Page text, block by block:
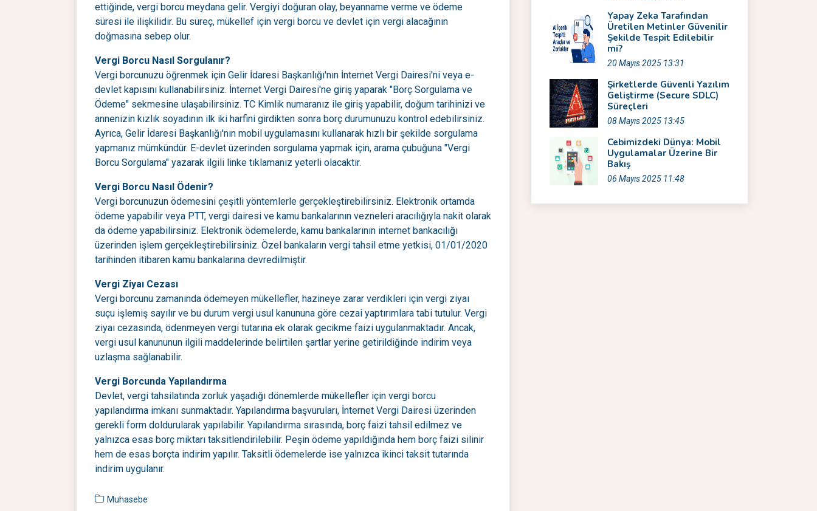
ettiğinde, vergi borcu meydana gelir. Vergiyi doğuran olay, beyanname verme ve ödeme
süresi ile ilişkilidir. Bu süreç, mükellef için vergi borcu ve devlet için vergi alacağının
doğmasına sebep olur.
Vergi Borcu Nasıl Sorgulanır?
Vergi borcunuzu öğrenmek için Gelir İdaresi Başkanlığı'nın İnternet Vergi Dairesi'ni veya e-
devlet kapısını kullanabilirsiniz. İnternet Vergi Dairesi'ne giriş yaparak "Borç Sorgulama ve
Ödeme" sekmesine ulaşabilirsiniz. TC Kimlik numaranız ile giriş yapabilir, doğum tarihinizi ve
annenizin kızlık soyadının ilk iki harfini girdikten sonra borç durumunuzu kontrol edebilirsiniz.
Ayrıca, Gelir İdaresi Başkanlığı'nın mobil uygulamasını kullanarak hızlı bir şekilde sorgulama
yapmanız mümkündür. E-devlet üzerinden sorgulama yapmak için, arama çubuğuna "Vergi
Borcu Sorgulama" yazarak ilgili linke tıklamanız yeterli olacaktır.
Vergi Borcu Nasıl Ödenir?
Vergi borcunuzun ödemesini çeşitli yöntemlerle gerçekleştirebilirsiniz. Elektronik ortamda
ödeme yapabilir veya PTT, vergi dairesi ve kamu bankalarının vezneleri aracılığıyla nakit olarak
da ödeme yapabilirsiniz. Elektronik ödemelerde, kamu bankalarının internet bankacılığı
üzerinden işlem gerçekleştirebilirsiniz. Özel bankaların vergi tahsil etme yetkisi, 01/01/2020
tarihinden itibaren kamu bankalarına devredilmiştir.
Vergi Ziyaı Cezası
Vergi borcunu zamanında ödemeyen mükellefler, hazineye zarar verdikleri için vergi ziyaı
suçu işlemiş sayılır ve bu durum vergi usul kanununa göre cezai yaptırımlara tabi tutulur. Vergi
ziyaı cezasında, ödenmeyen vergi tutarına ek olarak gecikme faizi uygulanmaktadır. Ancak,
vergi usul kanununun ilgili maddelerinde belirtilen şartlar yerine getirildiğinde indirim veya
uzlaşma sağlanabilir.
Vergi Borcunda Yapılandırma
Devlet, vergi tahsilatında zorluk yaşadığı dönemlerde mükellefler için vergi borcu
yapılandırma imkanı sunmaktadır. Yapılandırma başvuruları, İnternet Vergi Dairesi üzerinden
gerekli form doldurularak yapılabilir. Yapılandırma sırasında, borç faizi tahsil edilmez ve
yalnızca esas borç miktarı taksitlendirilebilir. Peşin ödeme yapıldığında hem borç faizi silinir
hem de esas borçta indirim yapılır. Taksitli ödemelerde ise yalnızca ikinci taksit tutarında
indirim uygulanır.
Muhasebe
Yapay Zeka Tarafından
Üretilen Metinler Güvenilir
Şekilde Tespit Edilebilir
mi?
20 Mayıs 2025 13:31
Şirketlerde Güvenli Yazılım
Geliştirme (Secure SDLC)
Süreçleri
08 Mayıs 2025 13:45
Cebimizdeki Dünya: Mobil
Uygulamalar Üzerine Bir
Bakış
06 Mayıs 2025 11:48